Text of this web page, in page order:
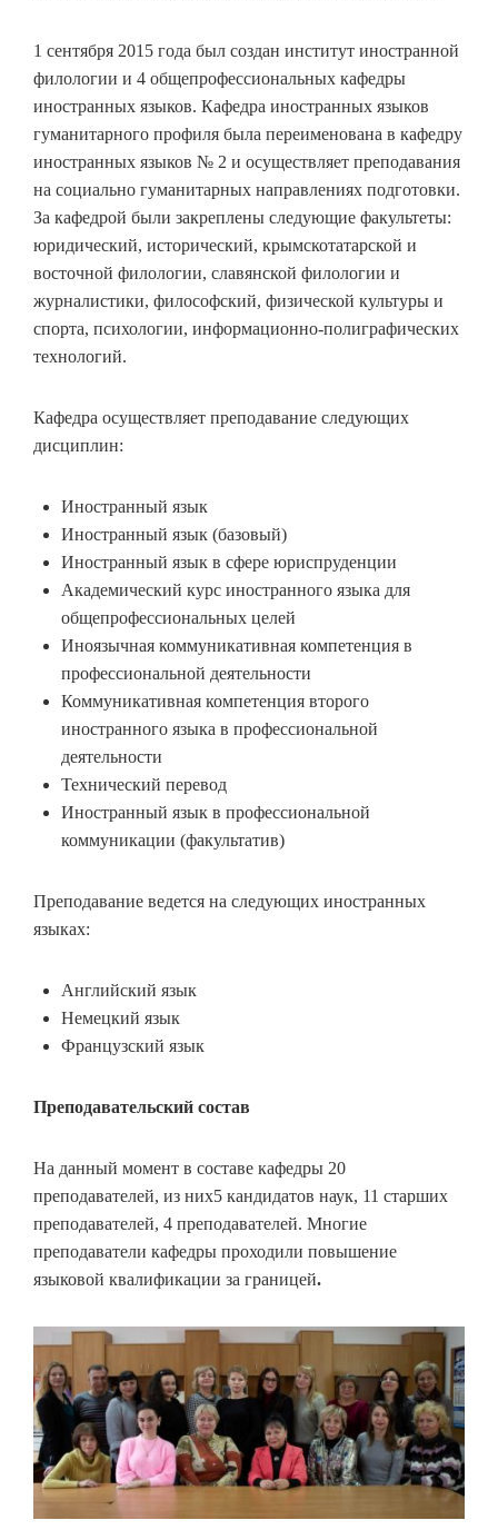
1 сентября 2015 года был создан институт иностранной
филологии и 4 общепрофессиональных кафедры
иностранных языков. Кафедра иностранных языков
гуманитарного профиля была переименована в кафедру
иностранных языков № 2 и осуществляет преподавания
на социально гуманитарных направлениях подготовки.
За кафедрой были закреплены следующие факультеты:
юридический, исторический, крымскотатарской и
восточной филологии, славянской филологии и
журналистики, философский, физической культуры и
спорта, психологии, информационно-полиграфических
технологий.
Кафедра осуществляет преподавание следующих
дисциплин:
Иностранный язык
Иностранный язык (базовый)
Иностранный язык в сфере юриспруденции
Академический курс иностранного языка для
общепрофессиональных целей
Иноязычная коммуникативная компетенция в
профессиональной деятельности
Коммуникативная компетенция второго
иностранного языка в профессиональной
деятельности
Технический перевод
Иностранный язык в профессиональной
коммуникации (факультатив)
Преподавание ведется на следующих иностранных
языках:
Английский язык
Немецкий язык
Французский язык
Преподавательский состав
На данный момент в составе кафедры 20
преподавателей, из них5 кандидатов наук, 11 старших
преподавателей, 4 преподавателей. Многие
преподаватели кафедры проходили повышение
языковой квалификации за границей.